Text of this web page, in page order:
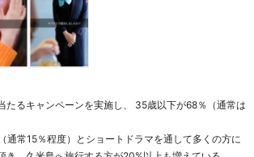
たるキャンペーンを実施し、 35歳以下が68％（通常は
通常15％程度）とショートドラマを通して多くの方に